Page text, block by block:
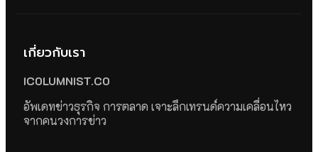
เกี่ยวกับเรา
ICOLUMNIST.CO
อัพเดทข่าวธุรกิจ การตลาด เจาะลึกเทรนด์ความเคลื่อนไหว
จากคนวงการข่าว